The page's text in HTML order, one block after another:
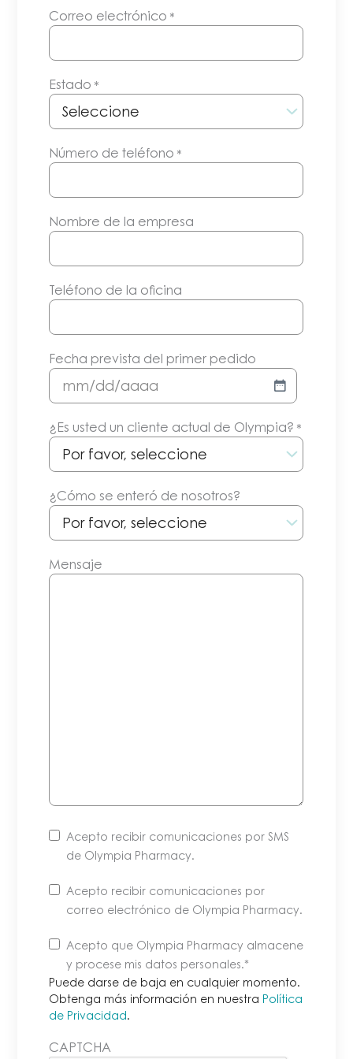
Correo electrónico *
Estado *
Número de teléfono *
Nombre de la empresa
Teléfono de la oficina
Fecha prevista del primer pedido
MM/DD/AAAA
¿Es usted un cliente actual de Olympia? *
¿Cómo se enteró de nosotros?
Mensaje
Acepto recibir comunicaciones por SMS
de Olympia Pharmacy.
Acepto recibir comunicaciones por
correo electrónico de Olympia Pharmacy.
Puede
darse
de
baja
en
Acepto que Olympia Pharmacy almacene
y procese mis datos personales.*
Puede darse de baja en cualquier momento.
Obtenga más información en nuestra Política
de Privacidad.
CAPTCHA